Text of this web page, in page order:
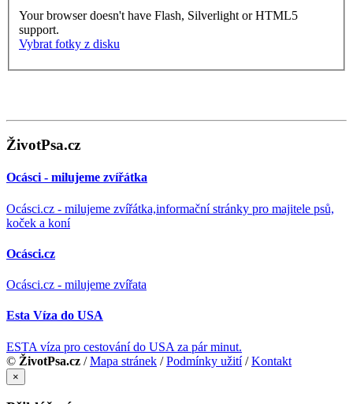
Your browser doesn't have Flash, Silverlight or HTML5
support.
Vybrat fotky z disku
ŽivotPsa.cz
Ocásci - milujeme zvířátka
Ocásci.cz - milujeme zvířátka,informační stránky pro majitele psů,
koček a koní
Ocásci.cz
Ocásci.cz - milujeme zvířata
Esta Víza do USA
ESTA víza pro cestování do USA za pár minut.
© ŽivotPsa.cz /Mapa stránek /Podmínky užití/Kontakt
×